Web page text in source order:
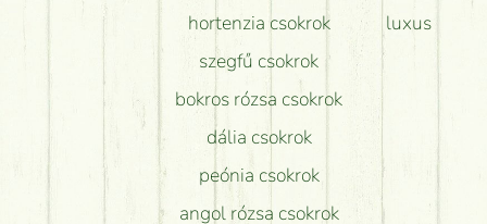
hortenzia csokrok
szegfű csokrok
bokros rózsa csokrok
dália csokrok
peónia csokrok
angol rózsa csokrok
luxus